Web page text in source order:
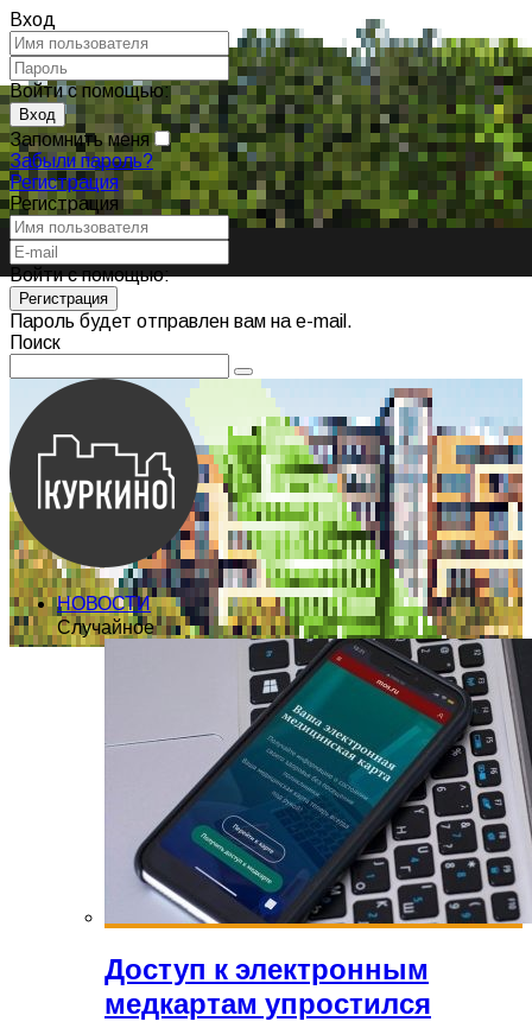
Вход
Войти с помощью:
Запомнить меня
Забыли пароль?
Регистрация
Регистрация
Войти с помощью:
Пароль будет отправлен вам на e-mail.
Поиск
НОВОСТИ
Случайное
Доступ к электронным
медкартам упростился